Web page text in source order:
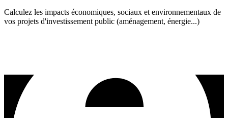
Calculez les impacts économiques, sociaux et environnementaux de
vos projets d'investissement public (aménagement, énergie...)